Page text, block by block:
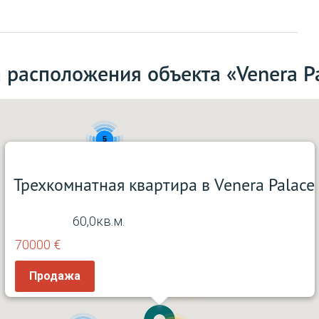
расположения объекта «Venera
5
Трехкомнатная квартира в Venera Palace
60,0кв.м.
70000 €
Продажа